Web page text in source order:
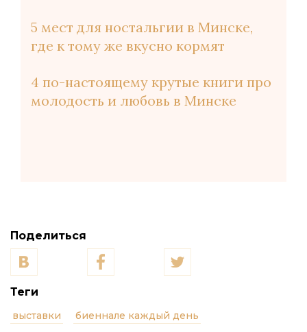
5 мест для ностальгии в Минске,
где к тому же вкусно кормят
4 по-настоящему крутые книги про
молодость и любовь в Минске
Поделиться
Теги
выставки биеннале каждый день